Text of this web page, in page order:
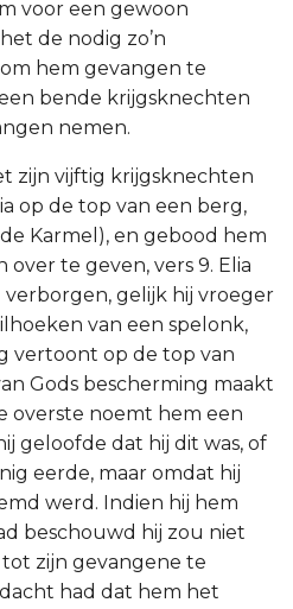
voor een gewoon
de nodig zo’n
hem gevangen te
bende krijgsknechten
nemen.
zijn vijftig krijgsknechten
op de top van een berg,
Karmel), en gebood hem
over te geven, vers 9. Elia
gelijk hij vroeger
van een spelonk,
vertoont op de top van
Gods bescherming maakt
overste noemt hem een
geloofde dat hij dit was, of
eerde, maar omdat hij
werd. Indien hij hem
beschouwd hij zou niet
zijn gevangene te
had dat hem het